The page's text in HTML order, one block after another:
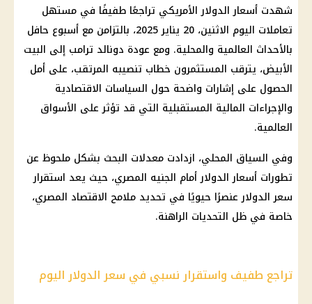
شهدت أسعار الدولار الأمريكي تراجعًا طفيفًا في مستهل
تعاملات اليوم الاثنين، 20 يناير 2025، بالتزامن مع أسبوع حافل
بالأحداث العالمية والمحلية. ومع عودة دونالد ترامب إلى البيت
الأبيض، يترقب المستثمرون خطاب تنصيبه المرتقب، على أمل
الحصول على إشارات واضحة حول السياسات الاقتصادية
والإجراءات المالية المستقبلية التي قد تؤثر على الأسواق
العالمية.
وفي السياق المحلي، ازدادت معدلات البحث بشكل ملحوظ عن
تطورات أسعار الدولارأمام الجنيه المصري، حيث يعد استقرار
سعر الدولارعنصرًا حيويًا في تحديد ملامح الاقتصاد المصري،
خاصة في ظل التحديات الراهنة.
تراجع طفيف واستقرار نسبي في سعر الدولار اليوم